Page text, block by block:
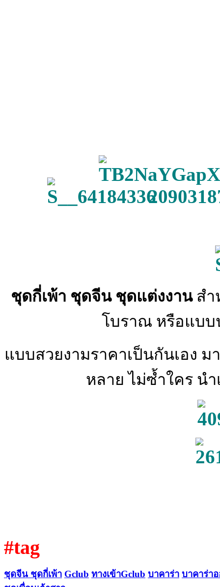
ชุดกี่เพ้า ชุดจีน ชุดแต่งงานสำ
โบราณ หรือแบ
แบบสวยงามราคาเป็นกันเอง
หลาย ไม่ซ้ำใคร น
#tag
ชุดจีน ชุดกี่เพ้า Gclub ทางเข้าGclub บาคาร่า บาคาร่า